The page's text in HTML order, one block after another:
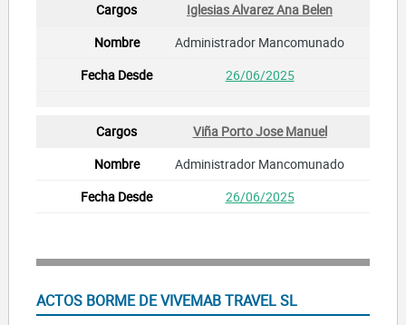
Iglesias Alvarez Ana Belen
Administrador Mancomunado
26/06/2025
Viña Porto Jose Manuel
Administrador Mancomunado
26/06/2025
ACTOS BORME DE VIVEMAB TRAVEL SL